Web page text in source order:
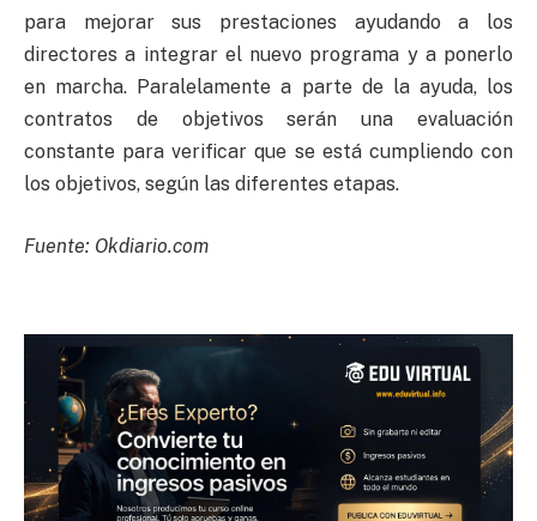
para mejorar sus prestaciones ayudando a los
directores a integrar el nuevo programa y a ponerlo
en marcha. Paralelamente a parte de la ayuda, los
contratos de objetivos serán una evaluación
constante para verificar que se está cumpliendo con
los objetivos, según las diferentes etapas.
Fuente: Okdiario.com